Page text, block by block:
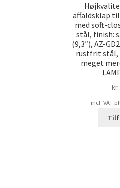
affaldsklap
med soft-
stål, finish:
(9,3″), AZ-
rustfrit stål,
meget
kr.
incl. VAT